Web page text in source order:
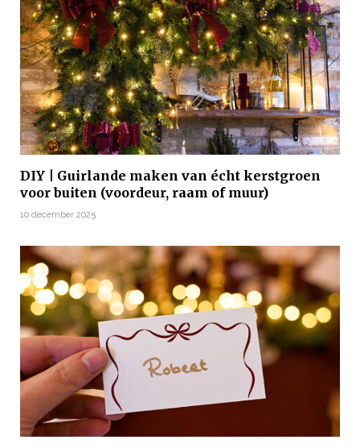
DIY | Guirlande maken van écht kerstgroen
voor buiten (voordeur, raam of muur)
10 december 2025